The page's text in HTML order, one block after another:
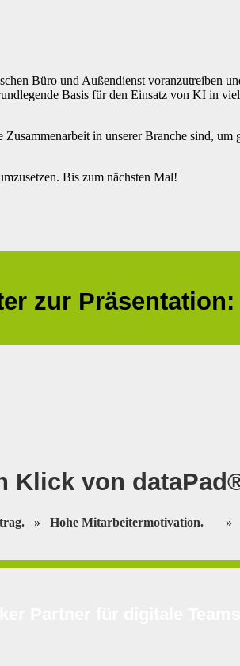
Büro und Außendienst voranzutreiben
Basis für den Einsatz von KI in
in unserer Branche sind,
Bis zum nächsten Mal!
zur Präsentation:
Klick von
» Hohe Mitarbeitermotivation.